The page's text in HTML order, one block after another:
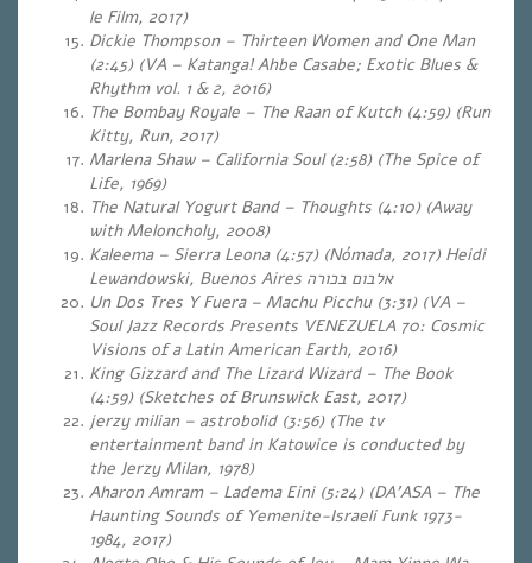
le Film, 2017)
Dickie Thompson – Thirteen Women and One Man
(2:45) (VA – Katanga! Ahbe Casabe; Exotic Blues &
Rhythm vol. 1 & 2, 2016)
The Bombay Royale – The Raan of Kutch (4:59) (Run
Kitty, Run, 2017)
Marlena Shaw – California Soul (2:58) (The Spice of
Life, 1969)
The Natural Yogurt Band – Thoughts (4:10) (Away
with Meloncholy, 2008)
Kaleema – Sierra Leona (4:57) (Nómada, 2017) Heidi
Lewandowski, Buenos Aires אלבום בכורה
Un Dos Tres Y Fuera – Machu Picchu (3:31) (VA –
Soul Jazz Records Presents VENEZUELA 70: Cosmic
Visions of a Latin American Earth, 2016)
King Gizzard and The Lizard Wizard – The Book
(4:59) (Sketches of Brunswick East, 2017)
jerzy milian – astrobolid (3:56) (The tv
entertainment band in Katowice is conducted by
the Jerzy Milan, 1978)
Aharon Amram – Ladema Eini (5:24) (DA’ASA – The
Haunting Sounds of Yemenite-Israeli Funk 1973-
1984, 2017)